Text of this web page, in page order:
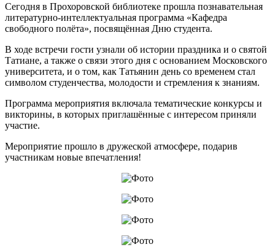
Сегодня в Прохоровской библиотеке прошла познавательная
литературно-интеллектуальная программа «Кафедра
свободного полёта», посвящённая Дню студента.
В ходе встречи гости узнали об истории праздника и о святой
Татиане, а также о связи этого дня с основанием Московского
университета, и о том, как Татьянин день со временем стал
символом студенчества, молодости и стремления к знаниям.
Программа мероприятия включала тематические конкурсы и
викторины, в которых приглашённые с интересом приняли
участие.
Мероприятие прошло в дружеской атмосфере, подарив
участникам новые впечатления!